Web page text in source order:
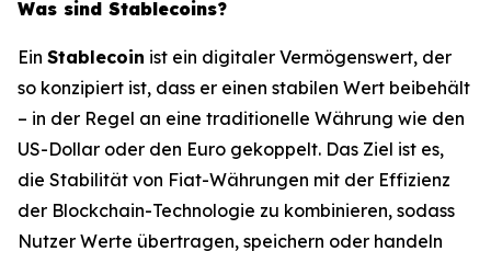
Was sind Stablecoins?
Ein Stablecoin ist ein digitaler Vermögenswert, der
so konzipiert ist, dass er einen stabilen Wert beibehält
– in der Regel an eine traditionelle Währung wie den
US-Dollar oder den Euro gekoppelt. Das Ziel ist es,
die Stabilität von Fiat-Währungen mit der Effizienz
der Blockchain-Technologie zu kombinieren, sodass
Nutzer Werte übertragen, speichern oder handeln